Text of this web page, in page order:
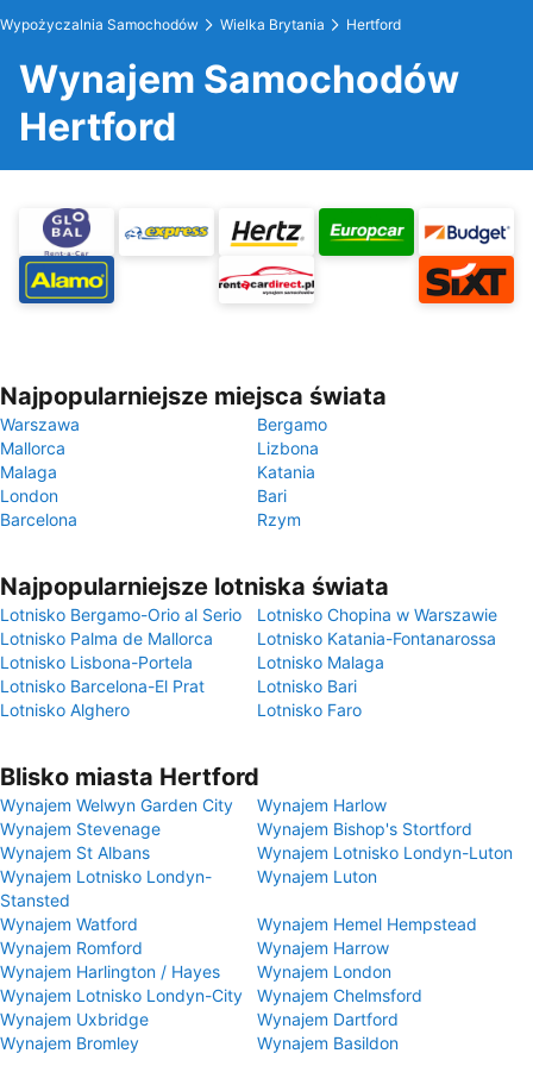
Wypożyczalnia Samochodów Wielka Brytania Hertford
Wynajem Samochodów
Hertford
Najpopularniejsze miejsca świata
Warszawa
Bergamo
Mallorca
Lizbona
Malaga
Katania
London
Bari
Barcelona
Rzym
Najpopularniejsze lotniska świata
Lotnisko Bergamo-Orio al Serio
Lotnisko Chopina w Warszawie
Lotnisko Palma de Mallorca
Lotnisko Katania-Fontanarossa
Lotnisko Lisbona-Portela
Lotnisko Malaga
Lotnisko Barcelona-El Prat
Lotnisko Bari
Lotnisko Alghero
Lotnisko Faro
Blisko miasta Hertford
Wynajem Welwyn Garden City
Wynajem Harlow
Wynajem Stevenage
Wynajem Bishop's Stortford
Wynajem St Albans
Wynajem Lotnisko Londyn-Luton
Wynajem Lotnisko Londyn-
Stansted
Wynajem Luton
Wynajem Watford
Wynajem Hemel Hempstead
Wynajem Romford
Wynajem Harrow
Wynajem Harlington / Hayes
Wynajem London
Wynajem Lotnisko Londyn-City
Wynajem Chelmsford
Wynajem Uxbridge
Wynajem Dartford
Wynajem Bromley
Wynajem Basildon